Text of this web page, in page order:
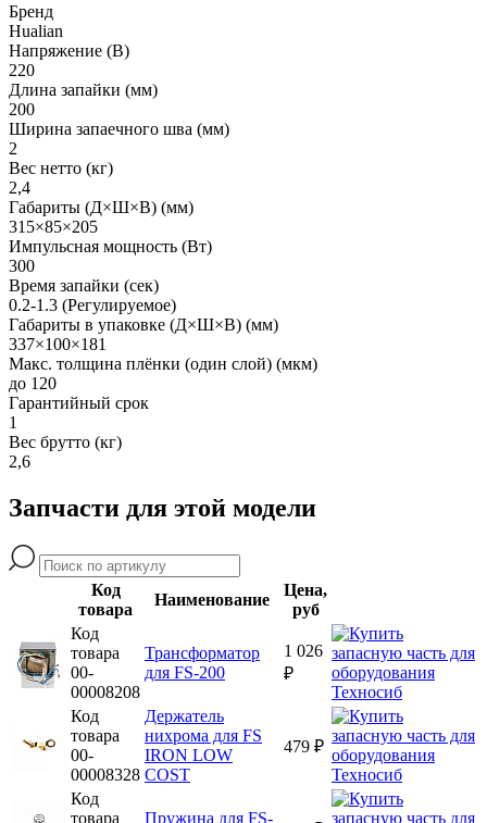
Бренд
Hualian
Напряжение (В)
220
Длина запайки (мм)
200
Ширина запаечного шва (мм)
2
Вес нетто (кг)
2,4
Габариты (Д×Ш×В) (мм)
315×85×205
Импульсная мощность (Вт)
300
Время запайки (сек)
0.2-1.3 (Регулируемое)
Габариты в упаковке (Д×Ш×В) (мм)
337×100×181
Макс. толщина плёнки (один слой) (мкм)
до 120
Гарантийный срок
1
Вес брутто (кг)
2,6
Запчасти для этой модели
Код
товара
Наименование
Цена,
руб
Код
товара
00-
00008208
Трансформатор
для FS-200
1 026
₽
Код
товара
00-
00008328
Держатель
нихрома для FS
IRON LOW
COST
479 ₽
Код
товара
Пружина для FS-